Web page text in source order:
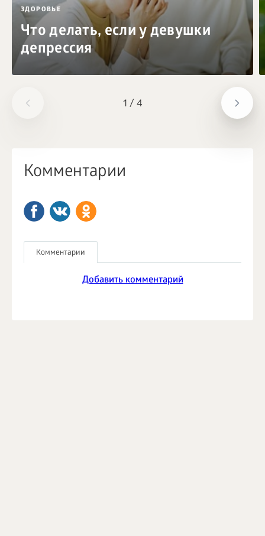
1 / 4
ЗДОРОВЬЕ
Что делать, если у девушки
депрессия
Комментарии
Комментарии
Добавить комментарий